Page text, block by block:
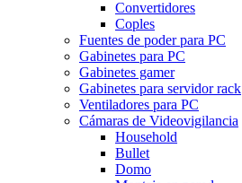
Convertidores
Coples
Fuentes de poder para PC
Gabinetes para PC
Gabinetes gamer
Gabinetes para servidor rack
Ventiladores para PC
Cámaras de Videovigilancia
Household
Bullet
Domo